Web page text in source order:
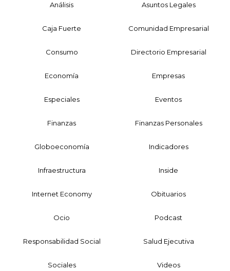
Análisis Asuntos Legales
Caja Fuerte Comunidad Empresarial
Consumo Directorio Empresarial
Economía Empresas
Especiales Eventos
Finanzas Finanzas Personales
Globoeconomía Indicadores
Infraestructura Inside
Internet Economy Obituarios
Ocio Podcast
Responsabilidad Social Salud Ejecutiva
Sociales Videos